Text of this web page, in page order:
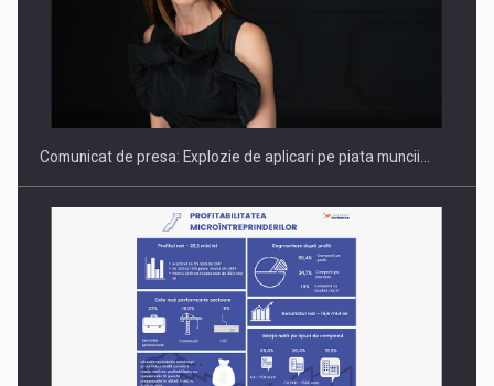
Hard Enduro Piatra Craiului 2026, fueled by benzinariile RO…
Comunicat de presa: Explozie de aplicari pe piata muncii…